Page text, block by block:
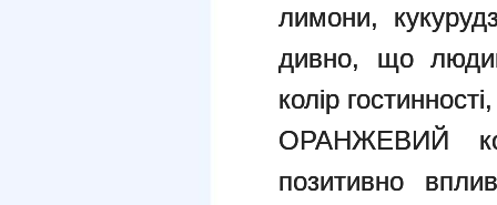
лимони,
дивно, що
колір
ОРАНЖЕВИЙ
позитивно